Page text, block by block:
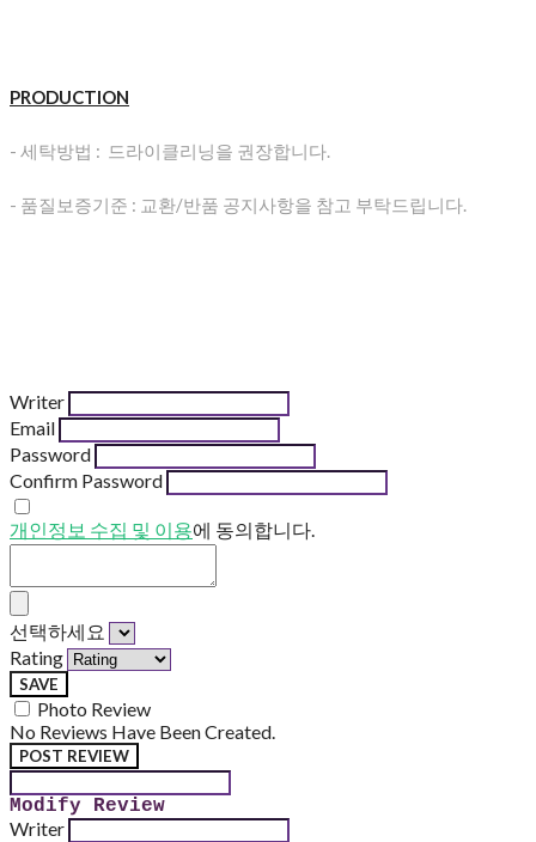
PRODUCTION
- 세탁방법 : 드라이클리닝을 권장합니다.
- 품질보증기준 : 교환/반품 공지사항을 참고 부탁드립니다.
Writer
Email
Password
Confirm Password
개인정보 수집 및 이용에 동의합니다.
선택하세요
Rating
SAVE
Photo Review
No Reviews Have Been Created.
POST REVIEW
Modify Review
Writer